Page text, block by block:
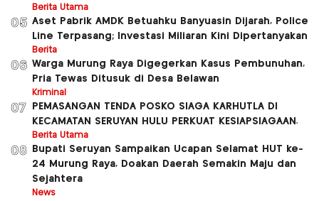
Berita Utama
05 Aset Pabrik AMDK Betuahku Banyuasin Dijarah, Police
Line Terpasang; Investasi Miliaran Kini Dipertanyakan
Berita
06 Warga Murung Raya Digegerkan Kasus Pembunuhan,
Pria Tewas Ditusuk di Desa Belawan
Kriminal
07
PEMASANGAN TENDA POSKO SIAGA KARHUTLA DI
KECAMATAN SERUYAN HULU PERKUAT KESIAPSIAGAAN.
Berita Utama
08
Bupati Seruyan Sampaikan Ucapan Selamat HUT ke-
24 Murung Raya, Doakan Daerah Semakin Maju dan
Sejahtera
News